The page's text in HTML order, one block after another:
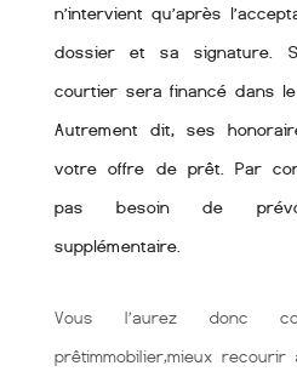
n’intervient qu’après
dossier et sa signature.
courtier sera financé dans
Autrement dit, ses
votre offre de prêt. Par
pas besoin de
supplémentaire.
Vous l’aurez donc
prêtimmobilier,mieux